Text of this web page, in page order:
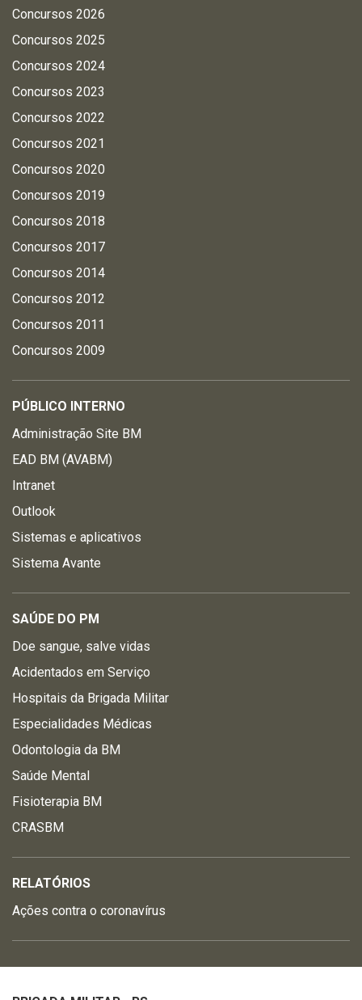
Concursos 2026
Concursos 2025
Concursos 2024
Concursos 2023
Concursos 2022
Concursos 2021
Concursos 2020
Concursos 2019
Concursos 2018
Concursos 2017
Concursos 2014
Concursos 2012
Concursos 2011
Concursos 2009
PÚBLICO INTERNO
Administração Site BM
EAD BM (AVABM)
Intranet
Outlook
Sistemas e aplicativos
Sistema Avante
SAÚDE DO PM
Doe sangue, salve vidas
Acidentados em Serviço
Hospitais da Brigada Militar
Especialidades Médicas
Odontologia da BM
Saúde Mental
Fisioterapia BM
CRASBM
RELATÓRIOS
Ações contra o coronavírus